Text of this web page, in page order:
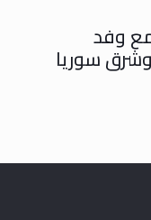
مع وفد
سوريا